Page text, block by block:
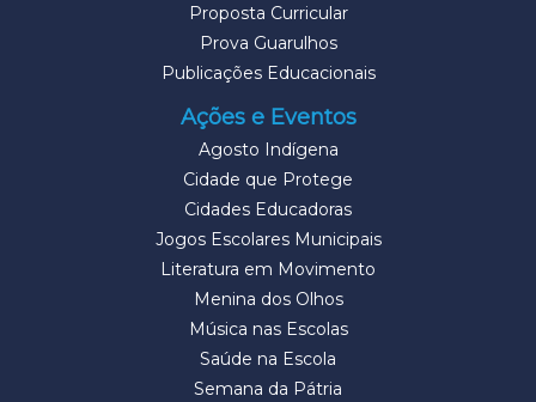
Proposta Curricular
Prova Guarulhos
Publicações Educacionais
Ações e Eventos
Agosto Indígena
Cidade que Protege
Cidades Educadoras
Jogos Escolares Municipais
Literatura em Movimento
Menina dos Olhos
Música nas Escolas
Saúde na Escola
Semana da Pátria